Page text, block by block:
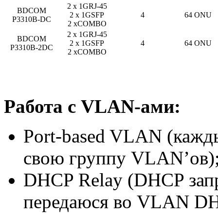
BDCOM
P3310B-DC
2 х 1GRJ-45
2 х 1GSFP
2 xCOMBO
4 64 ONU
BDCOM
P3310B-2DC
2 х 1GRJ-45
2 х 1GSFP
2 xCOMBO
4 64 ONU
Работа с VLAN-ами:
Port-based VLAN
свою группу
DHCP Relay (DHCP
передаюся во VLAN